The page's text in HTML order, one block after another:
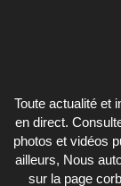
Toute actualité et
en direct.
photos et vidéos
ailleurs, Nous
sur la page